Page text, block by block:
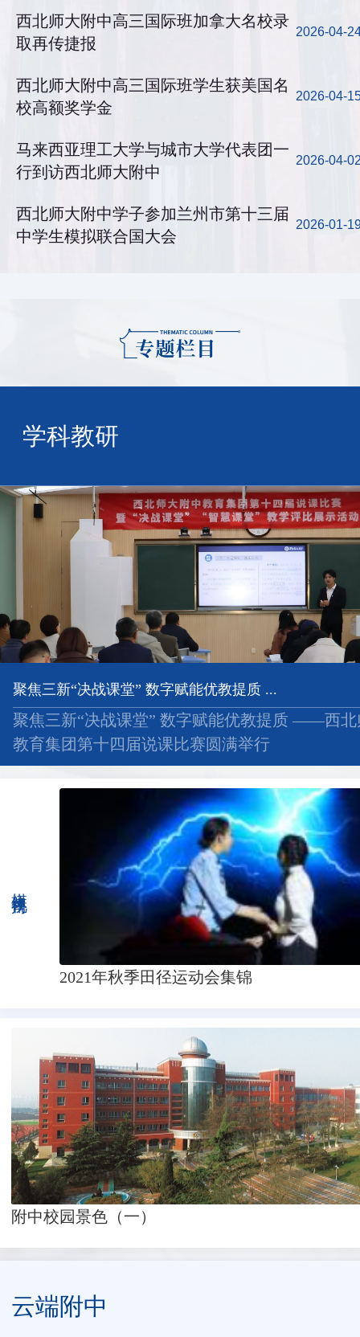
西北师大附中高三国际班加拿大名校录
取再传捷报
2026-04-
西北师大附中高三国际班学生获美国名
校高额奖学金
2026-04-
马来西亚理工大学与城市大学代表团一
行到访西北师大附中
2026-04-
西北师大附中学子参加兰州市第十三届
中学生模拟联合国大会
2026-01-
学科教研
聚焦三新“决战课堂” 数字赋能优教提质 ...
聚焦三新“决战课堂” 数字赋能优教提质 ——西北
教育集团第十四届说课比赛圆满举行
2021年秋季田径运动会集锦
附中校园景色（一）
云端附中